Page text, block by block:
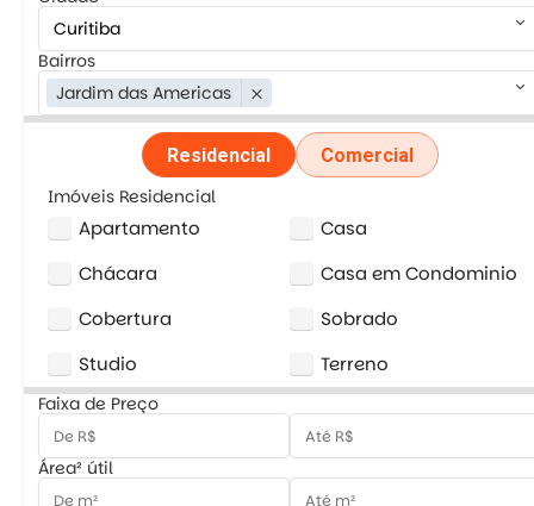
keyboard_arrow_down
Bairros
Jardim das Americas
close keyboard_arrow_down
Residencial Comercial
Imóveis Residencial
Apartamento
Casa
Chácara
Casa em Condominio
Cobertura
Sobrado
Studio
Terreno
Faixa de Preço
Área² útil